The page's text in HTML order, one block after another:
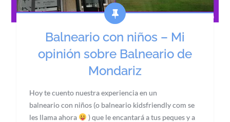
Balneario con niños – Mi
opinión sobre Balneario de
Mondariz
Hoy te cuento nuestra experiencia en un
balneario con niños (o balneario kidsfriendly com se
les llama ahora
) que le encantará a tus peques y a